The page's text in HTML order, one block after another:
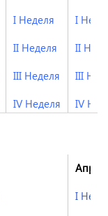
I Неделя
II Неделя
III Неделя
IV Неделя
I
II
III
IV
I